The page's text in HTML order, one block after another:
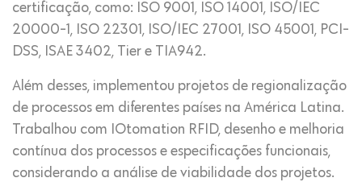
certificação, como: ISO 9001, ISO 14001, ISO/IEC
20000-1, ISO 22301, ISO/IEC 27001, ISO 45001, PCI-
DSS, ISAE 3402, Tier e TIA942.
Além desses, implementou projetos de regionalização
de processos em diferentes países na América Latina.
Trabalhou com IOtomation RFID, desenho e melhoria
contínua dos processos e especificações funcionais,
considerando a análise de viabilidade dos projetos.